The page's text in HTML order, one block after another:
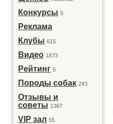
Конкурсы 5
Реклама
Клубы 615
Видео 1873
Рейтинг 5
Породы собак 243
Отзывы и
советы 1367
VIP зал 55